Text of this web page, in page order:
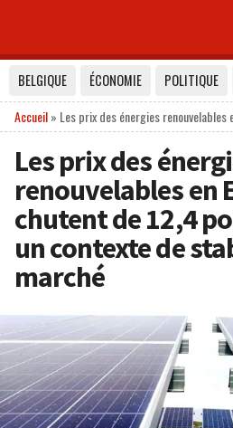
BELGIQUE ÉCONOMIE POLITIQUE
Accueil» Les prix des énergies
Les prix des
renouvelables en
chutent de 12,4
un contexte de
marché